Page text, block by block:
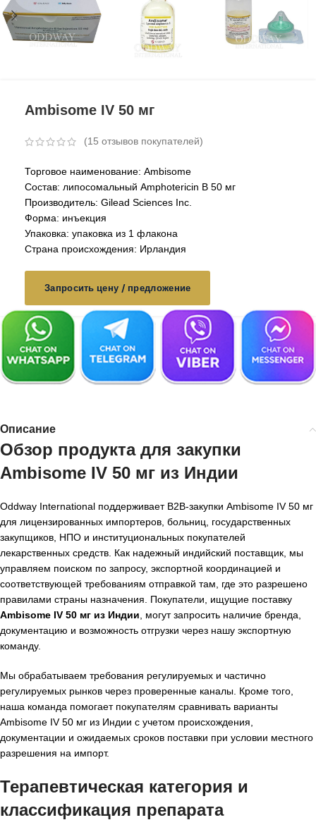
Ambisome IV 50 мг
(15 отзывов покупателей)
Торговое наименование: Ambisome
Состав: липосомальный Amphotericin B 50 мг
Производитель: Gilead Sciences Inc.
Форма: инъекция
Упаковка: упаковка из 1 флакона
Страна происхождения: Ирландия
Запросить цену / предложение
Описание
Обзор продукта для закупки
Ambisome IV 50 мг из Индии
Oddway International поддерживает B2B-закупки Ambisome IV 50 мг
для лицензированных импортеров, больниц, государственных
закупщиков, НПО и институциональных покупателей
лекарственных средств. Как надежный индийский поставщик, мы
управляем поиском по запросу, экспортной координацией и
соответствующей требованиям отправкой там, где это разрешено
правилами страны назначения. Покупатели, ищущие поставку
Ambisome IV 50 мг из Индии , могут запросить наличие бренда,
документацию и возможность отгрузки через нашу экспортную
команду.
Мы обрабатываем требования регулируемых и частично
регулируемых рынков через проверенные каналы. Кроме того,
наша команда помогает покупателям сравнивать варианты
Ambisome IV 50 мг из Индии с учетом происхождения,
документации и ожидаемых сроков поставки при условии местного
разрешения на импорт.
Терапевтическая категория и
классификация препарата